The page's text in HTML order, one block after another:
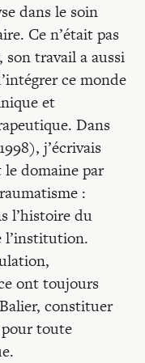
dans le soin
Ce n’était pas
travail a aussi
ce monde
et
Dans
j’écrivais
domaine par
:
l’histoire du
l’institution.
ont toujours
constituer
pour toute